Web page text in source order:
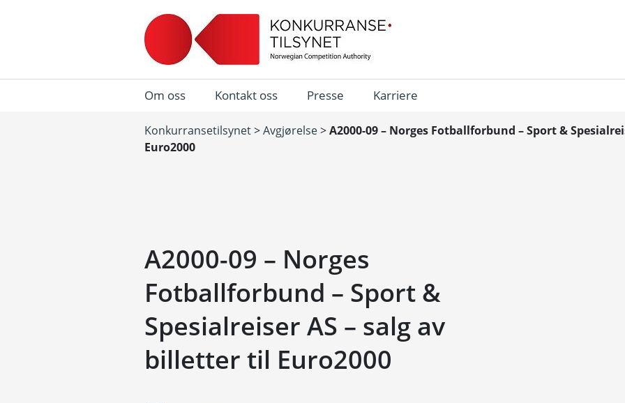
Om oss Kontakt oss Presse Karriere
Konkurransetilsynet>Avgjørelse>A2000-09 – Norges Fotballforbund – Sport &
Euro2000
A2000-09 – Norges
Fotballforbund – Sport &
Spesialreiser AS – salg av
billetter til Euro2000